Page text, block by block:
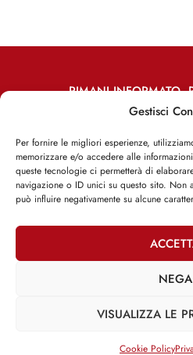
Gestisci
Per fornire le migliori esperienze,
memorizzare e/o accedere alle
queste tecnologie ci permetterà di
navigazione o ID unici su questo sito. Non
può influire negativamente su alcune
NEGA
VISUALIZZA LE
Cookie Policy
RIMANI INFORMATO,
Iscriviti alla
ISCRIVITI
Facebook Twitter
–Cookie